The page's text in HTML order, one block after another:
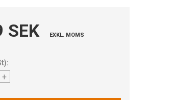
SEK EXKL. MOMS
):
+